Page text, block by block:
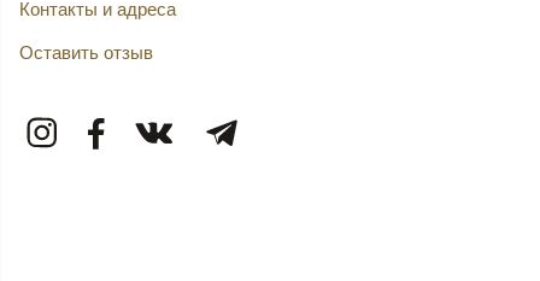
Контакты и адреса
Оставить отзыв